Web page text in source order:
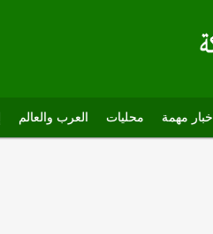
أخبار مهمة محليات العرب والعالم